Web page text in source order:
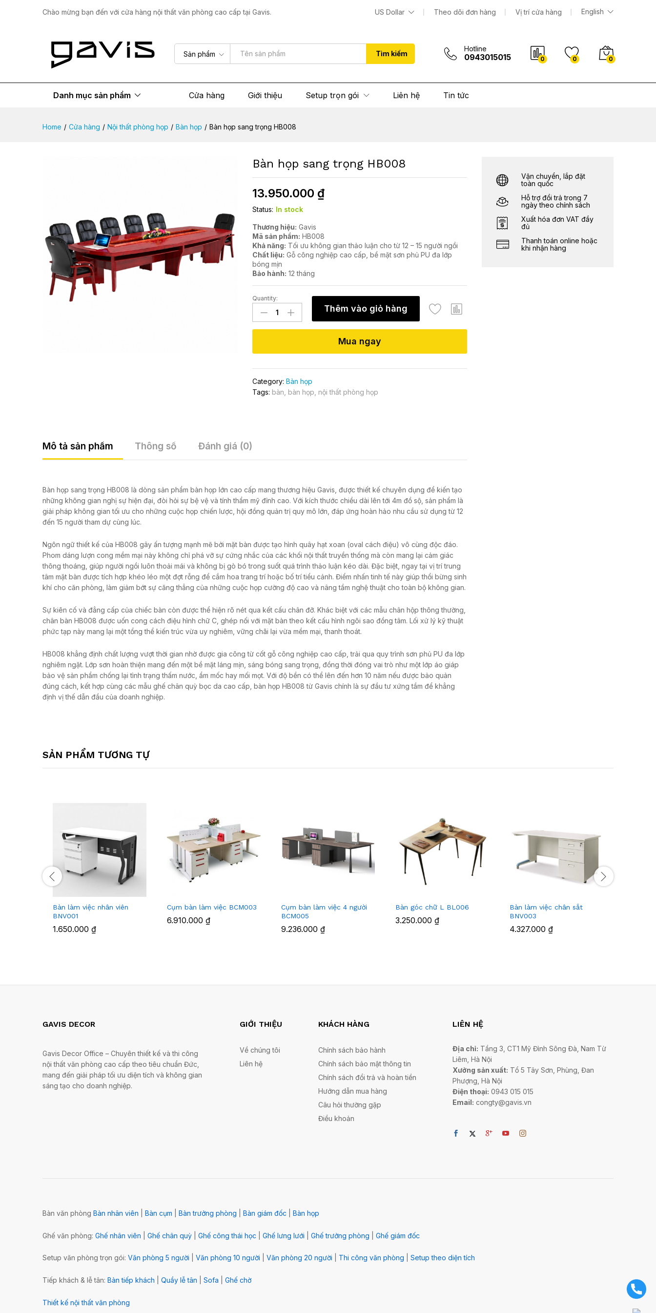
Chào mừng bạn đến với cửa hàng nội thất văn phòng cao cấp tại Gavis. US Dollar Theo dõi đơn hàng Vị trí cửa hàng English
Sản phẩm Tìm kiếm
Hotline
0943015015 0 0 0
Danh mục sản phẩm Cửa hàng Giới thiệu Setup trọn gói Liên hệ Tin tức
Home / Cửa hàng / Nội thất phòng họp / Bàn họp / Bàn họp sang trọng HB008
Bàn họp sang trọng HB008
13.950.000 ₫
Status: In stock
Thương hiệu: Gavis
Mã sản phẩm: HB008
Khả năng: Tối ưu không gian thảo luận cho từ 12 – 15 người ngồi
Chất liệu: Gỗ công nghiệp cao cấp, bề mặt sơn phủ PU đa lớp
bóng mịn
Bảo hành: 12 tháng
Bàn
họp
sang
trọng
quantity
Quantity:
Thêm vào giỏ hàng
Mua ngay
Category:Bàn họp
Tags: bàn, bàn họp, nội thất phòng họp
Mô tả sản phẩm Thông số Đánh giá (0)
Bàn họp sang trọng HB008 là dòng sản phẩm bàn họp lớn cao cấp mang thương hiệu Gavis, được thiết kế chuyên dụng để kiến tạo
những không gian nghị sự hiện đại, đòi hỏi sự bệ vệ và tính thẩm mỹ đỉnh cao. Với kích thước chiều dài lên tới 4m đồ sộ, sản phẩm là
giải pháp không gian tối ưu cho những cuộc họp chiến lược, hội đồng quản trị quy mô lớn, đáp ứng hoàn hảo nhu cầu sử dụng từ 12
đến 15 người tham dự cùng lúc.
Ngôn ngữ thiết kế của HB008 gây ấn tượng mạnh mẽ bởi mặt bàn được tạo hình quây hạt xoan (oval cách điệu) vô cùng độc đáo.
Phom dáng lượn cong mềm mại này không chỉ phá vỡ sự cứng nhắc của các khối nội thất truyền thống mà còn mang lại cảm giác
thông thoáng, giúp người ngồi luôn thoải mái và không bị gò bó trong suốt quá trình thảo luận kéo dài. Đặc biệt, ngay tại vị trí trung
tâm mặt bàn được tích hợp khéo léo một đợt rỗng để cắm hoa trang trí hoặc bố trí tiểu cảnh. Điểm nhấn tinh tế này giúp thổi bừng sinh
khí cho căn phòng, làm giảm bớt sự căng thẳng của những cuộc họp cường độ cao và nâng tầm nghệ thuật cho toàn bộ không gian.
Sự kiên cố và đẳng cấp của chiếc bàn còn được thể hiện rõ nét qua kết cấu chân đỡ. Khác biệt với các mẫu chân hộp thông thường,
chân bàn HB008 được uốn cong cách điệu hình chữ C, ghép nối với mặt bàn theo kết cấu hình ngôi sao đồng tâm. Lối xử lý kỹ thuật
phức tạp này mang lại một tổng thể kiến trúc vừa uy nghiêm, vững chãi lại vừa mềm mại, thanh thoát.
HB008 khẳng định chất lượng vượt thời gian nhờ được gia công từ cốt gỗ công nghiệp cao cấp, trải qua quy trình sơn phủ PU đa lớp
nghiêm ngặt. Lớp sơn hoàn thiện mang đến một bề mặt láng mịn, sáng bóng sang trọng, đồng thời đóng vai trò như một lớp áo giáp
bảo vệ sản phẩm chống lại tình trạng thấm nước, ẩm mốc hay mối mọt. Với độ bền có thể lên đến hơn 10 năm nếu được bảo quản
đúng cách, kết hợp cùng các mẫu ghế chân quỳ bọc da cao cấp, bàn họp HB008 từ Gavis chính là sự đầu tư xứng tầm để khẳng
định vị thế dẫn đầu của doanh nghiệp.
Vận chuyển, lắp đặt
toàn quốc
Hỗ trợ đổi trả trong 7
ngày theo chính sách
Xuất hóa đơn VAT đầy
đủ
Thanh toán online hoặc
khi nhận hàng
SẢN PHẨM TƯƠNG TỰ
Bàn làm việc nhân viên
BNV001
1.650.000 ₫
Cụm bàn làm việc BCM003
6.910.000 ₫
Cụm bàn làm việc 4 người
BCM005
9.236.000 ₫
Bàn góc chữ L BL006
3.250.000 ₫
Bàn làm việc chân sắt
BNV003
4.327.000 ₫
GAVIS DECOR
Gavis Decor Office – Chuyên thiết kế và thi công
nội thất văn phòng cao cấp theo tiêu chuẩn Đức,
mang đến giải pháp tối ưu diện tích và không gian
sáng tạo cho doanh nghiệp.
GIỚI THIỆU
Về chúng tôi
Liên hệ
KHÁCH HÀNG
Chính sách bảo hành
Chính sách bảo mật thông tin
Chính sách đổi trả và hoàn tiền
Hướng dẫn mua hàng
Câu hỏi thường gặp
Điều khoản
LIÊN HỆ
Địa chỉ: Tầng 3, CT1 Mỹ Đình Sông Đà, Nam Từ
Liêm, Hà Nội
Xưởng sản xuất: Tổ 5 Tây Sơn, Phùng, Đan
Phượng, Hà Nội
Điện thoại: 0943 015 015
Email: congty@gavis.vn
Bàn văn phòng Bàn nhân viên Bàn cụm Bàn trưởng phòng Bàn giám đốc Bàn họp
Ghế văn phòng: Ghế nhân viên Ghế chân quỳ Ghế công thái học Ghế lưng lưới Ghế trưởng phòng Ghế giám đốc
Setup văn phòng trọn gói: Văn phòng 5 người Văn phòng 10 người Văn phòng 20 người Thi công văn phòng Setup theo diện tích
Tiếp khách & lễ tân: Bàn tiếp khách Quầy lễ tân Sofa Ghế chờ
Thiết kế nội thất văn phòng
Mô tả sản phẩm Thông số Đánh giá (0) 13.950.000 Thêm vào giỏ hàng